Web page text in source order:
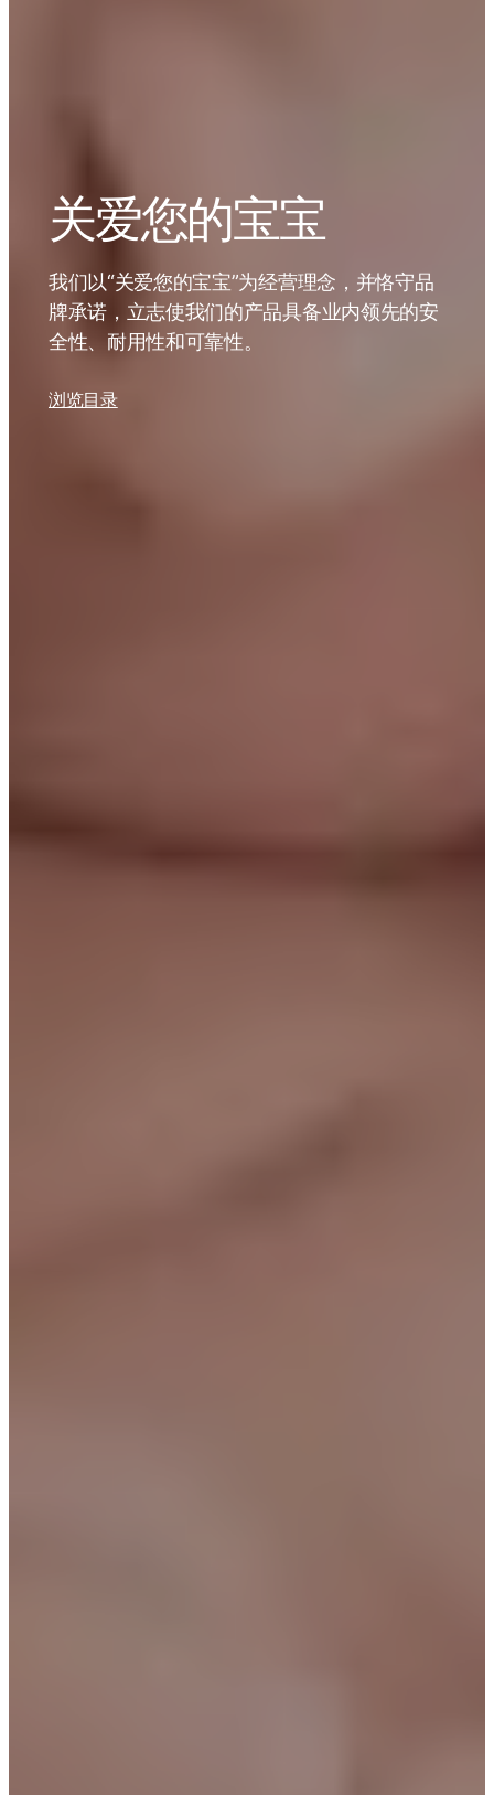
关爱您的宝宝
我们以“关爱您的宝宝”为经营理念，并恪守品
牌承诺，立志使我们的产品具备业内领先的安
全性、耐用性和可靠性。
浏览目录